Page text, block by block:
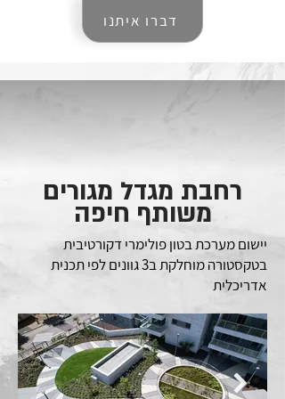
דברו איתנו
רחבת מגדל מגורים
משותף חיפה
יישום מערכת בטון פולימרי דקורטיבית
בטקסטורה מוחלקת ב3 גוונים לפי תכנית
אדריכלית